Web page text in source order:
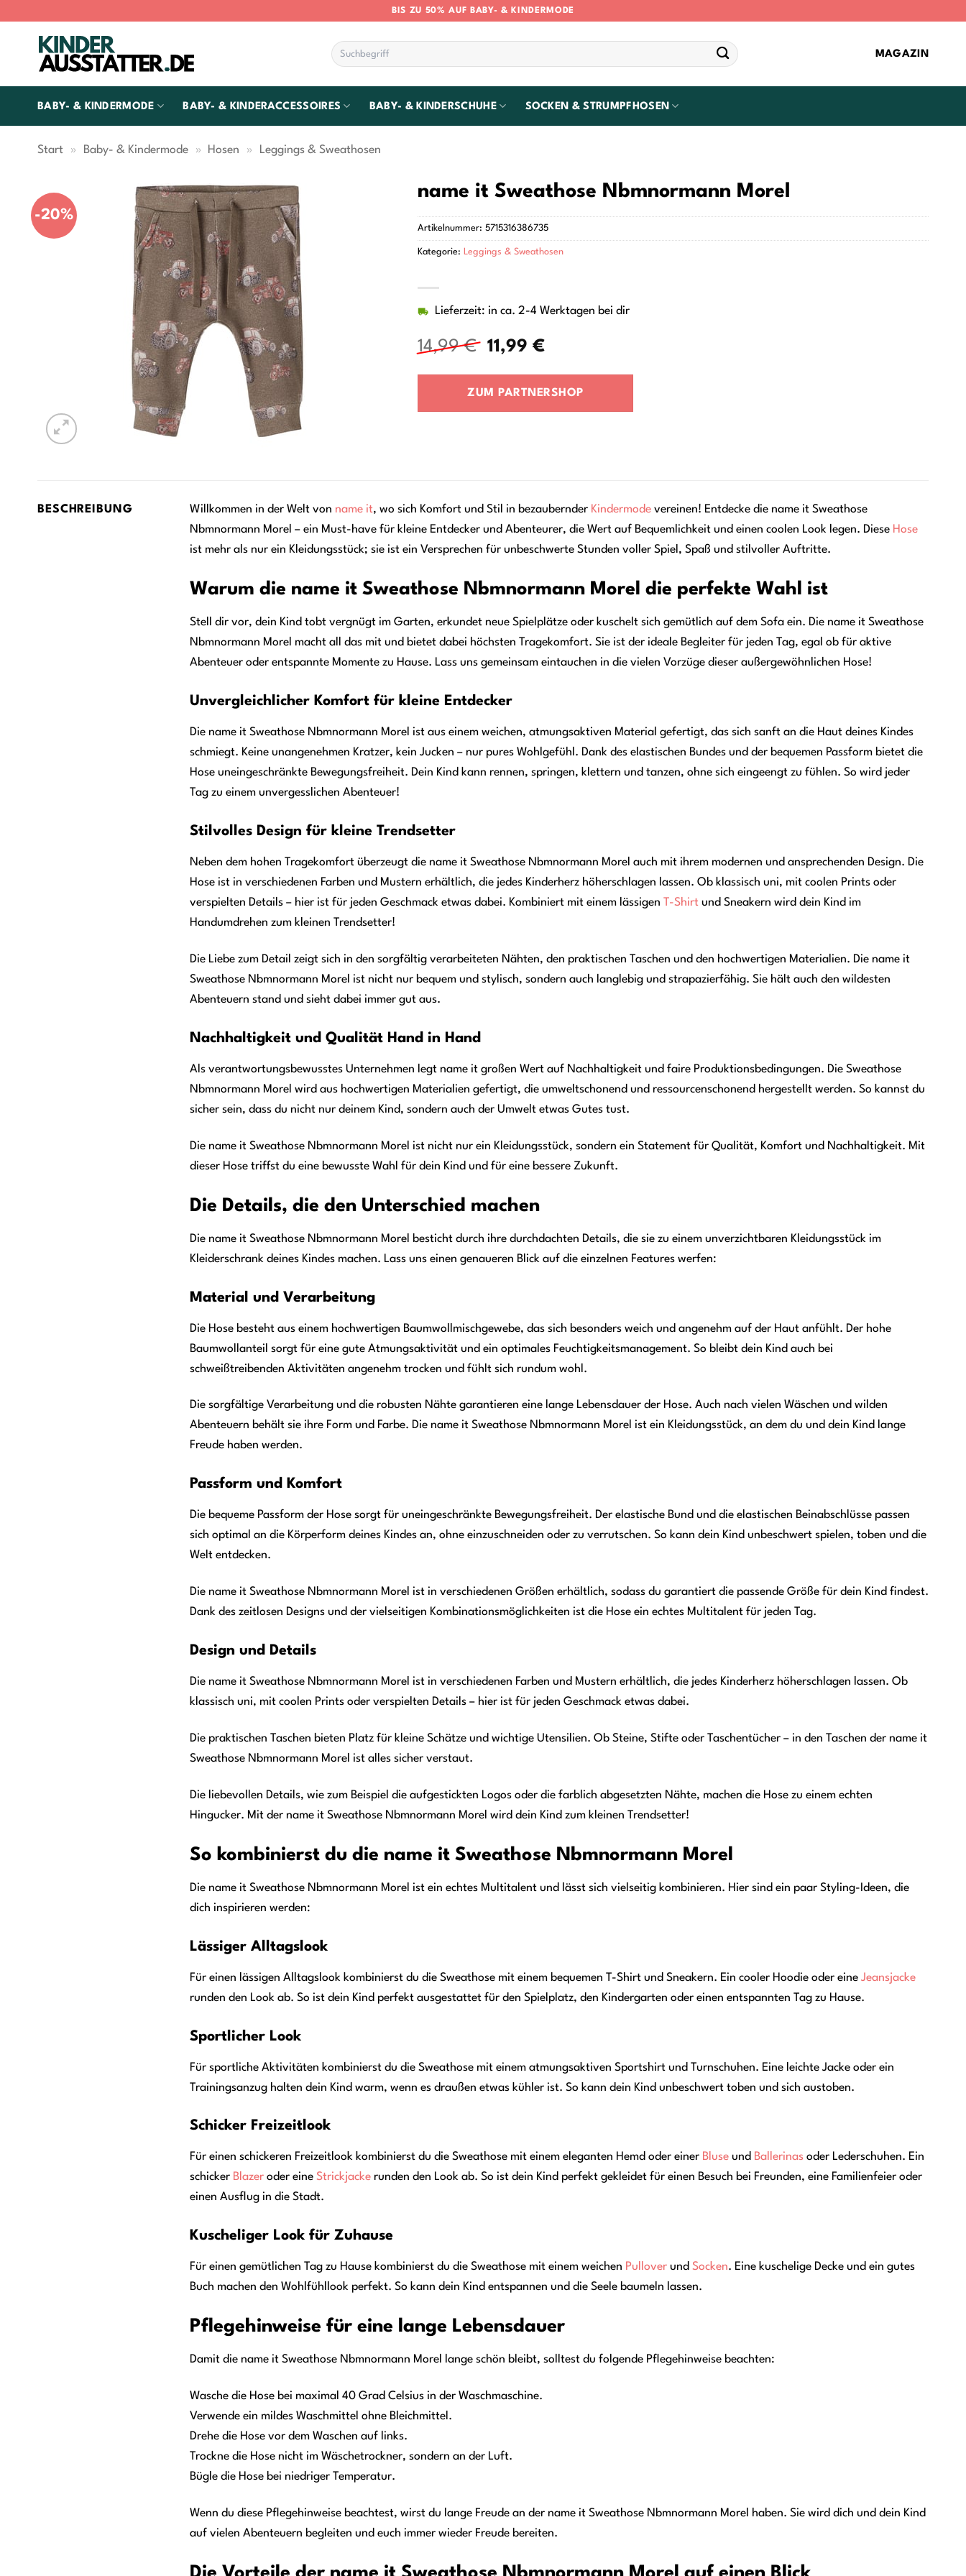
springen
BIS ZU 50% AUF BABY- & KINDERMODE
Suchen
nach:
MAGAZIN
BABY- & KINDERMODE BABY- & KINDERACCESSOIRES BABY- & KINDERSCHUHE SOCKEN & STRUMPFHOSEN
Start » Baby- & Kindermode » Hosen » Leggings & Sweathosen
-20%
name it Sweathose Nbmnormann Morel
14,99€
Ursprünglicher
war:
11,99€Aktueller
ist:
11,99 €.
Lieferzeit: in ca. 2-4 Werktagen bei dir
ZUM PARTNERSHOP
Artikelnummer:5715316386735
Kategorie: Leggings & Sweathosen
BESCHREIBUNG Willkommen in der Welt von name it, wo sich Komfort und Stil in bezaubernder Kindermodevereinen! Entdecke die name it Sweathose
Nbmnormann Morel – ein Must-have für kleine Entdecker und Abenteurer, die Wert auf Bequemlichkeit und einen coolen Look legen. Diese Hose
ist mehr als nur ein Kleidungsstück; sie ist ein Versprechen für unbeschwerte Stunden voller Spiel, Spaß und stilvoller Auftritte.
Warum die name it Sweathose Nbmnormann Morel die perfekte Wahl ist
Stell dir vor, dein Kind tobt vergnügt im Garten, erkundet neue Spielplätze oder kuschelt sich gemütlich auf dem Sofa ein. Die name it Sweathose
Nbmnormann Morel macht all das mit und bietet dabei höchsten Tragekomfort. Sie ist der ideale Begleiter für jeden Tag, egal ob für aktive
Abenteuer oder entspannte Momente zu Hause. Lass uns gemeinsam eintauchen in die vielen Vorzüge dieser außergewöhnlichen Hose!
Unvergleichlicher Komfort für kleine Entdecker
Die name it Sweathose Nbmnormann Morel ist aus einem weichen, atmungsaktiven Material gefertigt, das sich sanft an die Haut deines Kindes
schmiegt. Keine unangenehmen Kratzer, kein Jucken – nur pures Wohlgefühl. Dank des elastischen Bundes und der bequemen Passform bietet die
Hose uneingeschränkte Bewegungsfreiheit. Dein Kind kann rennen, springen, klettern und tanzen, ohne sich eingeengt zu fühlen. So wird jeder
Tag zu einem unvergesslichen Abenteuer!
Stilvolles Design für kleine Trendsetter
Neben dem hohen Tragekomfort überzeugt die name it Sweathose Nbmnormann Morel auch mit ihrem modernen und ansprechenden Design. Die
Hose ist in verschiedenen Farben und Mustern erhältlich, die jedes Kinderherz höherschlagen lassen. Ob klassisch uni, mit coolen Prints oder
verspielten Details – hier ist für jeden Geschmack etwas dabei. Kombiniert mit einem lässigen
T-Shirtund Sneakern wird dein Kind im
Handumdrehen zum kleinen Trendsetter!
Die Liebe zum Detail zeigt sich in den sorgfältig verarbeiteten Nähten, den praktischen Taschen und den hochwertigen Materialien. Die name it
Sweathose Nbmnormann Morel ist nicht nur bequem und stylisch, sondern auch langlebig und strapazierfähig. Sie hält auch den wildesten
Abenteuern stand und sieht dabei immer gut aus.
Nachhaltigkeit und Qualität Hand in Hand
Als verantwortungsbewusstes Unternehmen legt name it großen Wert auf Nachhaltigkeit und faire Produktionsbedingungen. Die Sweathose
Nbmnormann Morel wird aus hochwertigen Materialien gefertigt, die umweltschonend und ressourcenschonend hergestellt werden. So kannst du
sicher sein, dass du nicht nur deinem Kind, sondern auch der Umwelt etwas Gutes tust.
Die name it Sweathose Nbmnormann Morel ist nicht nur ein Kleidungsstück, sondern ein Statement für Qualität, Komfort und Nachhaltigkeit. Mit
dieser Hose triffst du eine bewusste Wahl für dein Kind und für eine bessere Zukunft.
Die Details, die den Unterschied machen
Die name it Sweathose Nbmnormann Morel besticht durch ihre durchdachten Details, die sie zu einem unverzichtbaren Kleidungsstück im
Kleiderschrank deines Kindes machen. Lass uns einen genaueren Blick auf die einzelnen Features werfen:
Material und Verarbeitung
Die Hose besteht aus einem hochwertigen Baumwollmischgewebe, das sich besonders weich und angenehm auf der Haut anfühlt. Der hohe
Baumwollanteil sorgt für eine gute Atmungsaktivität und ein optimales Feuchtigkeitsmanagement. So bleibt dein Kind auch bei
schweißtreibenden Aktivitäten angenehm trocken und fühlt sich rundum wohl.
Die sorgfältige Verarbeitung und die robusten Nähte garantieren eine lange Lebensdauer der Hose. Auch nach vielen Wäschen und wilden
Abenteuern behält sie ihre Form und Farbe. Die name it Sweathose Nbmnormann Morel ist ein Kleidungsstück, an dem du und dein Kind lange
Freude haben werden.
Passform und Komfort
Die bequeme Passform der Hose sorgt für uneingeschränkte Bewegungsfreiheit. Der elastische Bund und die elastischen Beinabschlüsse passen
sich optimal an die Körperform deines Kindes an, ohne einzuschneiden oder zu verrutschen. So kann dein Kind unbeschwert spielen, toben und die
Welt entdecken.
Die name it Sweathose Nbmnormann Morel ist in verschiedenen Größen erhältlich, sodass du garantiert die passende Größe für dein Kind findest.
Dank des zeitlosen Designs und der vielseitigen Kombinationsmöglichkeiten ist die Hose ein echtes Multitalent für jeden Tag.
Design und Details
Die name it Sweathose Nbmnormann Morel ist in verschiedenen Farben und Mustern erhältlich, die jedes Kinderherz höherschlagen lassen. Ob
klassisch uni, mit coolen Prints oder verspielten Details – hier ist für jeden Geschmack etwas dabei.
Die praktischen Taschen bieten Platz für kleine Schätze und wichtige Utensilien. Ob Steine, Stifte oder Taschentücher – in den Taschen der name it
Sweathose Nbmnormann Morel ist alles sicher verstaut.
Die liebevollen Details, wie zum Beispiel die aufgestickten Logos oder die farblich abgesetzten Nähte, machen die Hose zu einem echten
Hingucker. Mit der name it Sweathose Nbmnormann Morel wird dein Kind zum kleinen Trendsetter!
So kombinierst du die name it Sweathose Nbmnormann Morel
Die name it Sweathose Nbmnormann Morel ist ein echtes Multitalent und lässt sich vielseitig kombinieren. Hier sind ein paar Styling-Ideen, die
dich inspirieren werden:
Lässiger Alltagslook
Für einen lässigen Alltagslook kombinierst du die Sweathose mit einem bequemen T-Shirt und Sneakern. Ein cooler Hoodie oder eine Jeansjacke
runden den Look ab. So ist dein Kind perfekt ausgestattet für den Spielplatz, den Kindergarten oder einen entspannten Tag zu Hause.
Sportlicher Look
Für sportliche Aktivitäten kombinierst du die Sweathose mit einem atmungsaktiven Sportshirt und Turnschuhen. Eine leichte Jacke oder ein
Trainingsanzug halten dein Kind warm, wenn es draußen etwas kühler ist. So kann dein Kind unbeschwert toben und sich austoben.
Schicker Freizeitlook
Für einen schickeren Freizeitlook kombinierst du die Sweathose mit einem eleganten Hemd oder einer Bluseund Ballerinasoder Lederschuhen. Ein
schicker Blazeroder eine Strickjackerunden den Look ab. So ist dein Kind perfekt gekleidet für einen Besuch bei Freunden, eine Familienfeier oder
einen Ausflug in die Stadt.
Kuscheliger Look für Zuhause
Für einen gemütlichen Tag zu Hause kombinierst du die Sweathose mit einem weichen Pulloverund Socken. Eine kuschelige Decke und ein gutes
Buch machen den Wohlfühllook perfekt. So kann dein Kind entspannen und die Seele baumeln lassen.
Pflegehinweise für eine lange Lebensdauer
Damit die name it Sweathose Nbmnormann Morel lange schön bleibt, solltest du folgende Pflegehinweise beachten:
Wasche die Hose bei maximal 40 Grad Celsius in der Waschmaschine.
Verwende ein mildes Waschmittel ohne Bleichmittel.
Drehe die Hose vor dem Waschen auf links.
Trockne die Hose nicht im Wäschetrockner, sondern an der Luft.
Bügle die Hose bei niedriger Temperatur.
Wenn du diese Pflegehinweise beachtest, wirst du lange Freude an der name it Sweathose Nbmnormann Morel haben. Sie wird dich und dein Kind
auf vielen Abenteuern begleiten und euch immer wieder Freude bereiten.